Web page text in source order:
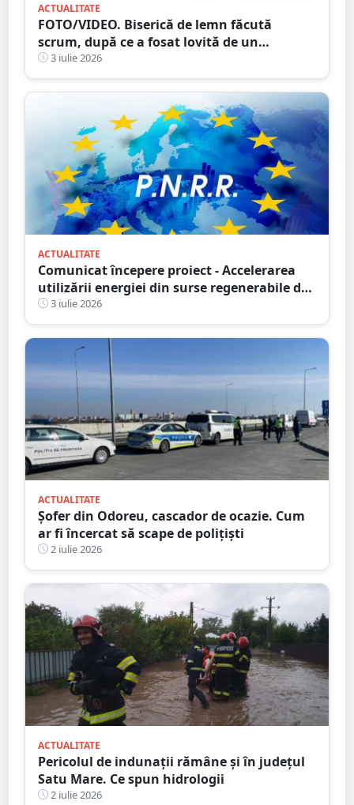
ACTUALITATE
FOTO/VIDEO. Biserică de lemn făcută
scrum, după ce a fosat lovită de un
TRĂSNET
3 iulie 2026
ACTUALITATE
Comunicat începere proiect - Accelerarea
utilizării energiei din surse regenerabile de
către proprietăți aparținând persoanelor
fizice din județul Satu Mare - M SYS SRL
3 iulie 2026
ACTUALITATE
Șofer din Odoreu, cascador de ocazie. Cum
ar fi încercat să scape de polițiști
2 iulie 2026
ACTUALITATE
Pericolul de indunații rămâne și în județul
Satu Mare. Ce spun hidrologii
2 iulie 2026